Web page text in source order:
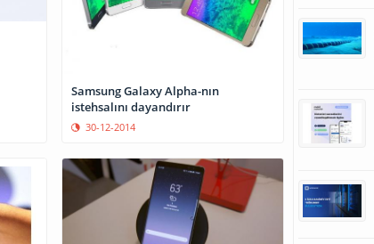
Samsung Galaxy Alpha-nın
istehsalını dayandırır
30-12-2014